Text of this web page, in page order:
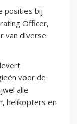
posities bij
Officer,
van diverse
voor de
alle
helikopters en